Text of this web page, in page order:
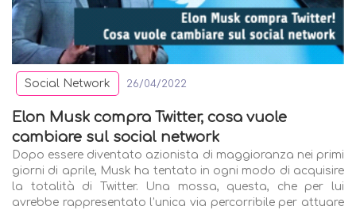
Social Network 26/04/2022
Elon Musk compra Twitter, cosa vuole
cambiare sul social network
Dopo essere diventato azionista di maggioranza nei primi
giorni di aprile, Musk ha tentato in ogni modo di acquisire
la totalità di Twitter. Una mossa, questa, che per lui
avrebbe rappresentato l’unica via percorribile per attuare